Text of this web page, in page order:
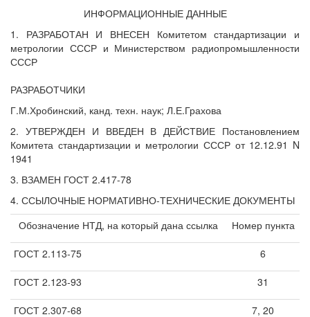
ИНФОРМАЦИОННЫЕ ДАННЫЕ
1. РАЗРАБОТАН И ВНЕСЕН Комитетом стандартизации и
метрологии СССР и Министерством радиопромышленности
СССР
РАЗРАБОТЧИКИ
Г.М.Хробинский, канд. техн. наук; Л.Е.Грахова
2. УТВЕРЖДЕН И ВВЕДЕН В ДЕЙСТВИЕ Постановлением
Комитета стандартизации и метрологии СССР от 12.12.91 N
1941
3. ВЗАМЕН ГОСТ 2.417-78
4. ССЫЛОЧНЫЕ НОРМАТИВНО-ТЕХНИЧЕСКИЕ ДОКУМЕНТЫ
Обозначение НТД, на который дана ссылка
Номер пункта
ГОСТ 2.113-75 6
ГОСТ 2.123-93 31
ГОСТ 2.307-68 7, 20